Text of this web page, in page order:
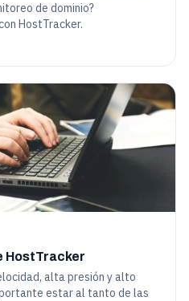
de dominio?
HostTracker.
HostTracker
alta presión y alto
estar al tanto de las